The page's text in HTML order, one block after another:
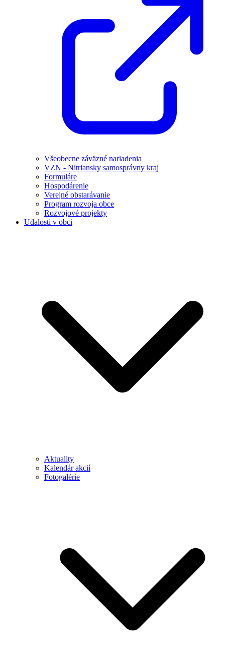
Všeobecne záväzné nariadenia
VZN - Nitriansky samosprávny kraj
Formuláre
Hospodárenie
Verejné obstarávanie
Program rozvoja obce
Rozvojové projekty
Udalosti v obci
Aktuality
Kalendár akcií
Fotogalérie